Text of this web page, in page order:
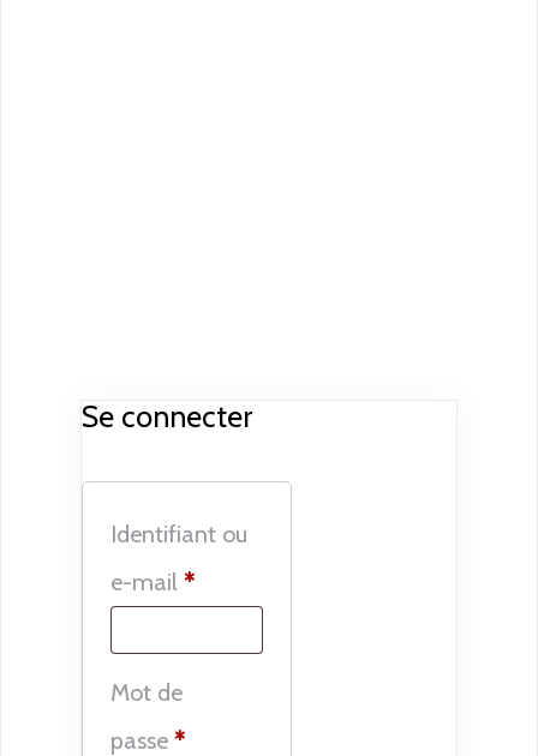
Se connecter
Identifiant ou
e-mail *Obligatoire
Mot de
passe *Obligatoire